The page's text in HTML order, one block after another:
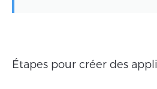
Étapes pour créer des